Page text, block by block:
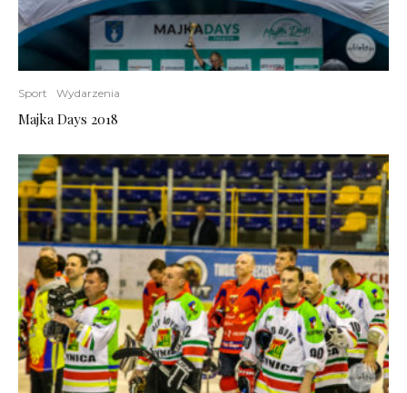
Sport Wydarzenia
Majka Days 2018